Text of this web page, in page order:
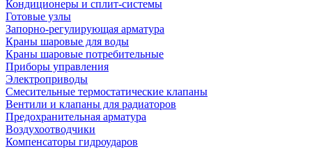
Кондиционеры и сплит-системы
Готовые узлы
Запорно-регулирующая арматура
Краны шаровые для воды
Краны шаровые потребительные
Приборы управления
Электроприводы
Смесительные термостатические клапаны
Вентили и клапаны для радиаторов
Предохранительная арматура
Воздухоотводчики
Компенсаторы гидроударов